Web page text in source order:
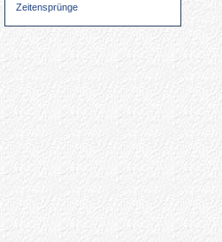
Zeitensprünge